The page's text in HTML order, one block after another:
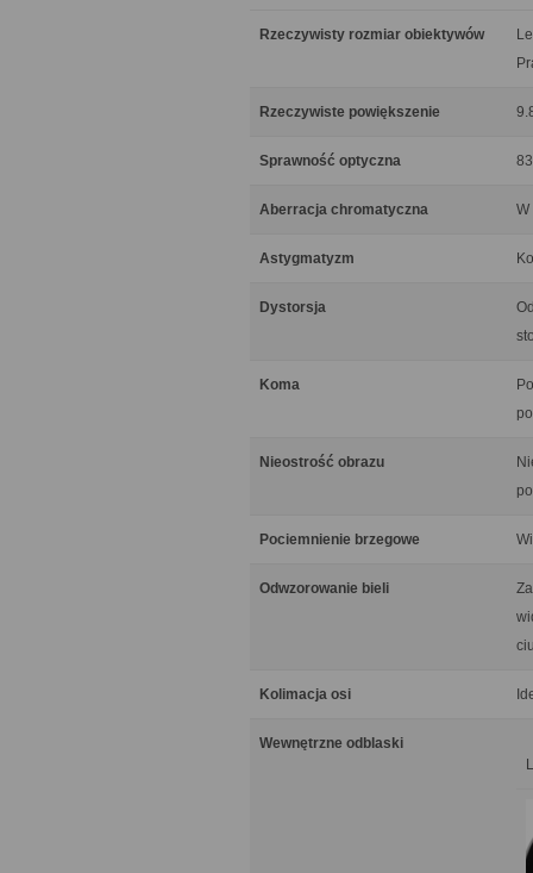
Rzeczywisty rozmiar obiektywów
Rzeczywiste powiększenie
Sprawność optyczna
Aberracja chromatyczna W
Astygmatyzm
Dystorsja
Koma
Nieostrość obrazu
Pociemnienie brzegowe
Odwzorowanie bieli
Kolimacja osi
Wewnętrzne odblaski